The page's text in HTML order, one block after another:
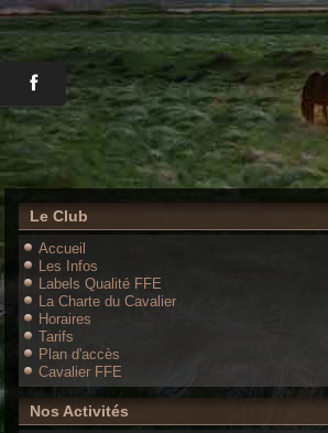
Le Club
Accueil
Les Infos
Labels Qualité FFE
La Charte du Cavalier
Horaires
Tarifs
Plan d'accès
Cavalier FFE
Nos Activités